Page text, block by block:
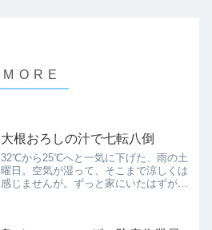
大根おろしの汁で七転八倒
32℃から25℃へと一気に下げた、雨の土
曜日。空気が湿って、そこまで涼しくは
感じませんが。ずっと家にいたはずが、